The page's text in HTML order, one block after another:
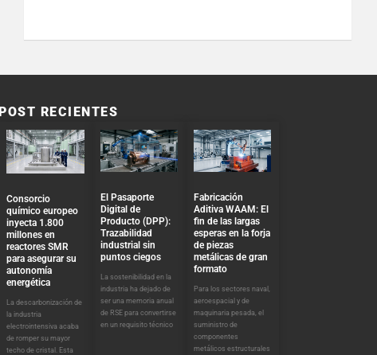
POST RECIENTES
Consorcio
químico europeo
inyecta 1.800
millones en
reactores SMR
para asegurar su
autonomía
energética
La descarbonización de
la industria
electrointensiva acaba
de romper su mayor
techo de cristal. Esta
El Pasaporte
Digital de
Producto (DPP):
Trazabilidad
industrial sin
puntos ciegos
La sostenibilidad en la
industria ha dejado de
ser una memoria anual
de RSE para convertirse
en un requisito técnico
Fabricación
Aditiva WAAM: El
fin de las largas
esperas en la forja
de piezas
metálicas de gran
formato
Para los sectores naval,
aeroespacial y de
maquinaria pesada, el
suministro de
componentes
metálicos estructurales